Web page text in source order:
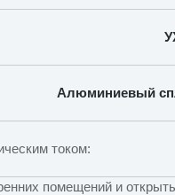
Алюминиевый
током:
помещений и